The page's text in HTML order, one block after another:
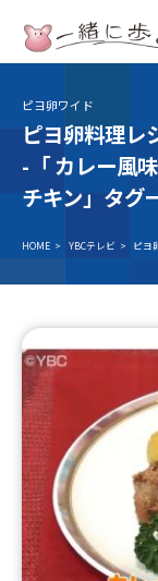
テ
TV
ラ
Radio
ニ
ア
イ
Event
ＹＢＣオンデ
ピヨ卵ワイド
ピヨ卵料理レ
-「カレー風
チキン」タグ
HOME > YBCテレビ > ピヨ